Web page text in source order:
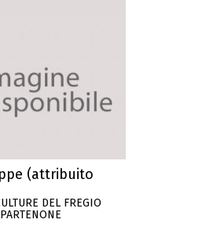
(attribuito
DEL FREGIO